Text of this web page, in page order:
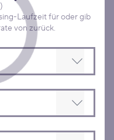
für oder gib
es nach Zahlung einer Schlussrate von zurück.